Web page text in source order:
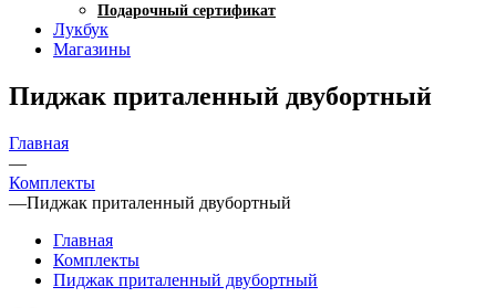
Подарочный сертификат
Лукбук
Магазины
Пиджак приталенный двубортный
Главная
—
Комплекты
—Пиджак приталенный двубортный
Главная
Комплекты
Пиджак приталенный двубортный